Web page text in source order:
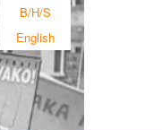
B/H/S
English